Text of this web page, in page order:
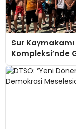
Sur
Kompleksi’nde